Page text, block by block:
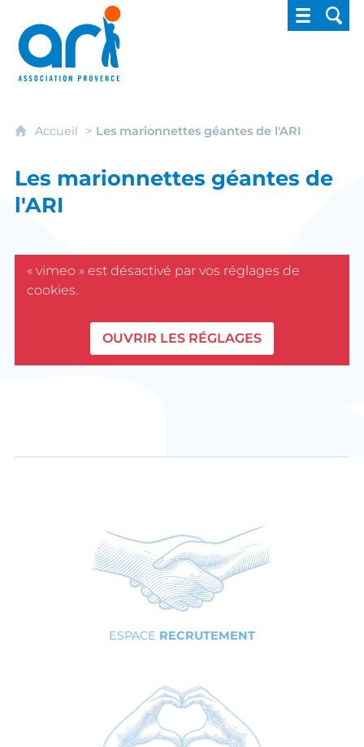
ARI - Association régionale pour
Accueil Les marionnettes géantes de l'ARI
Les marionnettes géantes de
l'ARI
« vimeo » est désactivé par vos réglages de
cookies.
OUVRIR LES RÉGLAGES
ESPACE RECRUTEMENT